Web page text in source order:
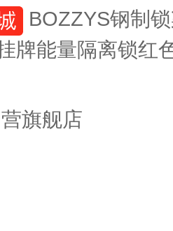
BOZZYS钢制
牌能量隔离锁红
旗舰店